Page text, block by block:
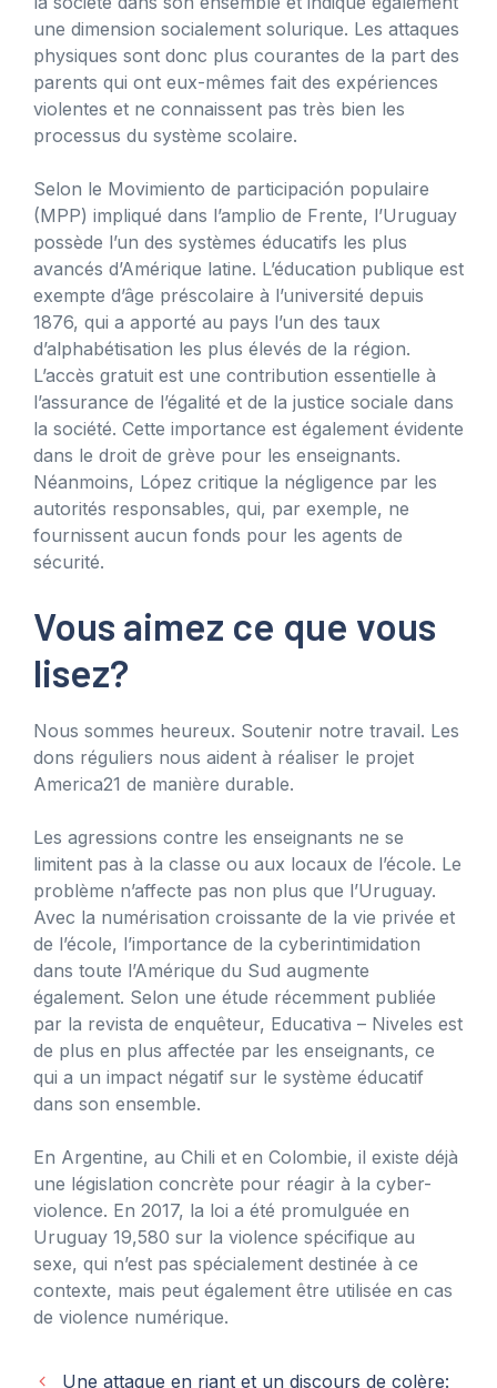
une dimension socialement solurique. Les attaques
physiques sont donc plus courantes de la part des
parents qui ont eux-mêmes fait des expériences
violentes et ne connaissent pas très bien les
processus du système scolaire.
Selon le Movimiento de participación populaire
(MPP) impliqué dans l’amplio de Frente, l’Uruguay
possède l’un des systèmes éducatifs les plus
avancés d’Amérique latine. L’éducation publique est
exempte d’âge préscolaire à l’université depuis
1876, qui a apporté au pays l’un des taux
d’alphabétisation les plus élevés de la région.
L’accès gratuit est une contribution essentielle à
l’assurance de l’égalité et de la justice sociale dans
la société. Cette importance est également évidente
dans le droit de grève pour les enseignants.
Néanmoins, López critique la négligence par les
autorités responsables, qui, par exemple, ne
fournissent aucun fonds pour les agents de
sécurité.
Vous aimez ce que vous
lisez?
Nous sommes heureux. Soutenir notre travail. Les
dons réguliers nous aident à réaliser le projet
America21 de manière durable.
Les agressions contre les enseignants ne se
limitent pas à la classe ou aux locaux de l’école. Le
problème n’affecte pas non plus que l’Uruguay.
Avec la numérisation croissante de la vie privée et
de l’école, l’importance de la cyberintimidation
dans toute l’Amérique du Sud augmente
également. Selon une étude récemment publiée
par la revista de enquêteur, Educativa – Niveles est
de plus en plus affectée par les enseignants, ce
qui a un impact négatif sur le système éducatif
dans son ensemble.
En Argentine, au Chili et en Colombie, il existe déjà
une législation concrète pour réagir à la cyber-
violence. En 2017, la loi a été promulguée en
Uruguay 19,580 sur la violence spécifique au
sexe, qui n’est pas spécialement destinée à ce
contexte, mais peut également être utilisée en cas
de violence numérique.
Une attaque en riant et un discours de colère: